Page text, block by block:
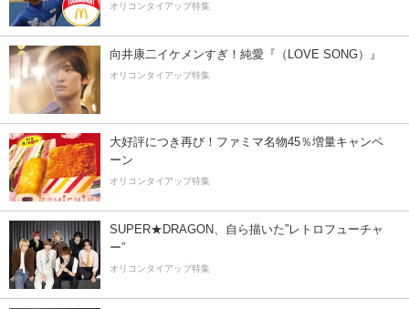
オリコンタイアップ特集
向井康二イケメンすぎ！純愛『（LOVE SONG）』
オリコンタイアップ特集
大好評につき再び！ファミマ名物45％増量キャンペ
ーン
オリコンタイアップ特集
SUPER★DRAGON、自ら描いた”レトロフューチャ
ー”
オリコンタイアップ特集